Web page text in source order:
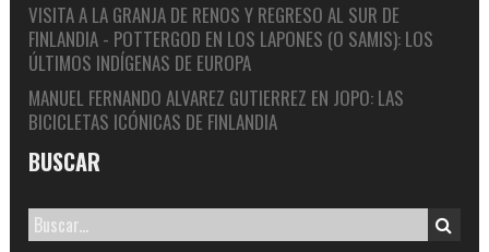
VISITA A LA GRANJA DE RENOS Y REGRESO AL SUR DE
FINLANDIA - POTTERGOD EN LOS LAPONES (O SAMIS): LOS
ÚLTIMOS INDÍGENAS DE EUROPA
MANUEL FERNANDO ALVAREZ GUTIERREZ EN JOPO: LAS
BICICLETAS ICÓNICAS DE FINLANDIA
BUSCAR